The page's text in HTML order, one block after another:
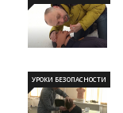
УРОКИ БЕЗОПАСНОСТИ